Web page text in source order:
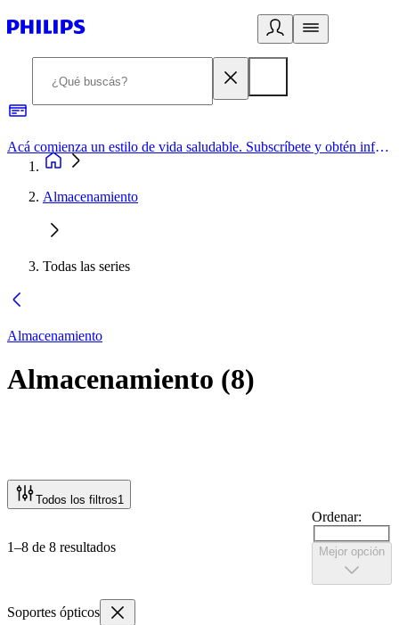
Acá comienza un estilo de vida saludable. Subscríbete y obtén información de primera mano
Almacenamiento
Todas las series
Almacenamiento
Almacenamiento (8)
Todos los filtros1
1–8 de 8 resultados
Ordenar:
Mejor opción
Soportes ópticos